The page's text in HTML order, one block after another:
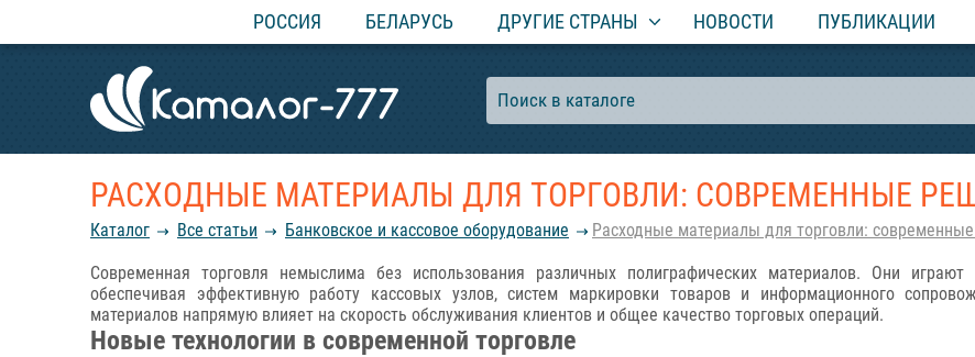
РОССИЯ БЕЛАРУСЬ ДРУГИЕ СТРАНЫ НОВОСТИ ПУБЛИКАЦИИ
РАСХОДНЫЕ МАТЕРИАЛЫ ДЛЯ ТОРГОВЛИ: СОВРЕМЕННЫЕ
Каталог Все статьи Банковское и кассовое оборудование Расходные материалы для торговли:
Современная торговля немыслима без использования различных полиграфических материалов. Они
обеспечивая эффективную работу кассовых узлов, систем маркировки товаров и информационного
материалов напрямую влияет на скорость обслуживания клиентов и общее качество торговых операций.
Новые технологии в современной торговле